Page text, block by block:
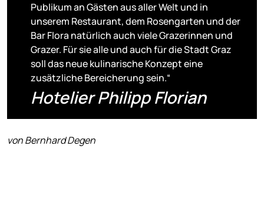
Publikum an Gästen aus aller Welt und in
unserem Restaurant, dem Rosengarten und der
Bar Flora natürlich auch viele Grazerinnen und
Grazer. Für sie alle und auch für die Stadt Graz
soll das neue kulinarische Konzept eine
zusätzliche Bereicherung sein.“
Hotelier Philipp Florian
von Bernhard Degen